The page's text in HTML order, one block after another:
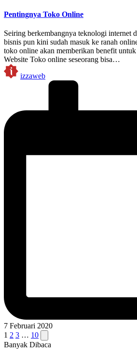
Pentingnya Toko Online
Seiring berkembangnya teknologi internet
bisnis pun kini sudah masuk ke ranah
toko online akan memberikan benefit
Website Toko online seseorang bisa…
Posted
by
izzaweb
7 Februari 2020
Navigasi
pos
1 2 3 … 10 Next
page
Banyak Dibaca